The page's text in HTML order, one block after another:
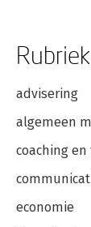
advisering
algemeen
coaching
economie